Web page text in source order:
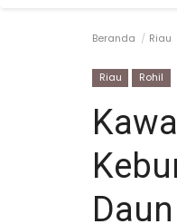
Beranda Riau
Riau Rohil